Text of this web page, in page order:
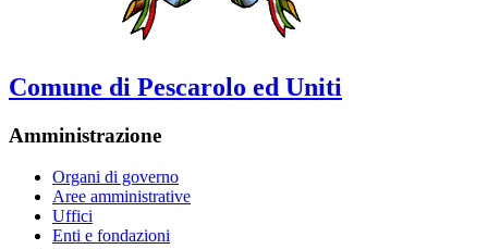
Comune di Pescarolo ed Uniti
Amministrazione
Organi di governo
Aree amministrative
Uffici
Enti e fondazioni